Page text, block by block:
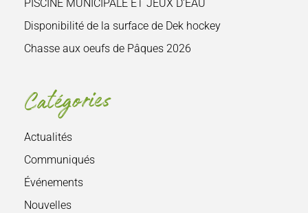
PISCINE MUNICIPALE ET JEUX D’EAU
Disponibilité de la surface de Dek hockey
Chasse aux oeufs de Pâques 2026
Catégories
Actualités
Communiqués
Événements
Nouvelles